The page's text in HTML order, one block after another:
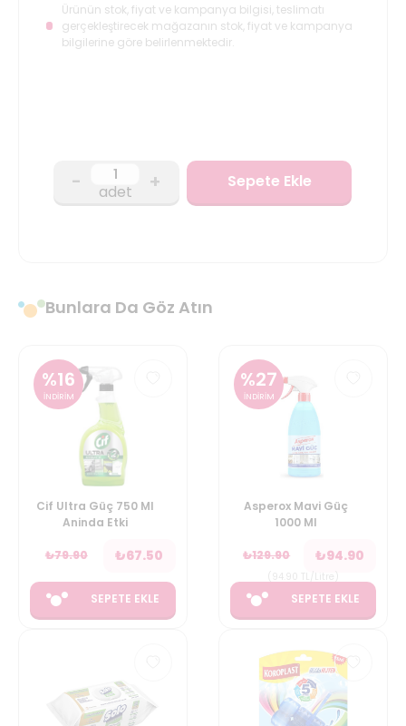
Ürünün stok, fiyat ve kampanya bilgisi, teslimatı
gerçekleştirecek mağazanın stok, fiyat ve kampanya
bilgilerine göre belirlenmektedir.
- adet + Sepete Ekle
Bunlara Da Göz Atın
%16
İNDİRİM
Cif Ultra Güç 750 Ml
Aninda Etki
₺79.90 ₺67.50
SEPETE EKLE
%27
İNDİRİM
Asperox Mavi Güç
1000 Ml
₺129.90 ₺94.90
SEPETE EKLE